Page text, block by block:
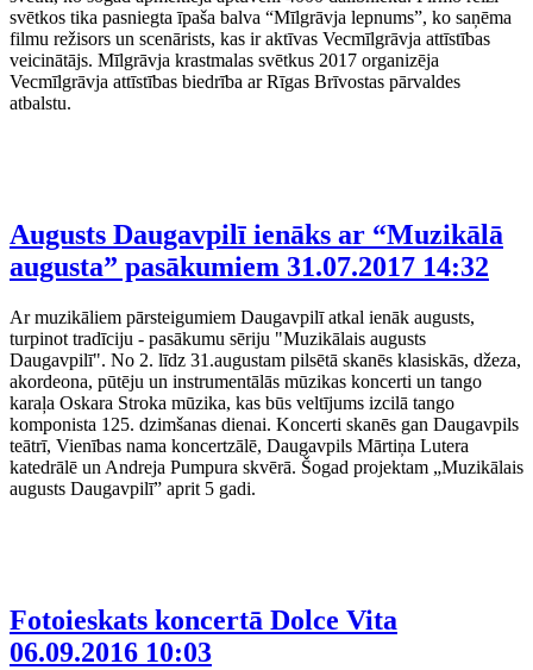
svētkos tika pasniegta īpaša balva “Mīlgrāvja lepnums”, ko saņēma
filmu režisors un scenārists, kas ir aktīvas Vecmīlgrāvja attīstības
veicinātājs. Mīlgrāvja krastmalas svētkus 2017 organizēja
Vecmīlgrāvja attīstības biedrība ar Rīgas Brīvostas pārvaldes
atbalstu.
Augusts Daugavpilī ienāks ar “Muzikālā
augusta” pasākumiem 31.07.2017 14:32
Ar muzikāliem pārsteigumiem Daugavpilī atkal ienāk augusts,
turpinot tradīciju - pasākumu sēriju "Muzikālais augusts
Daugavpilī". No 2. līdz 31.augustam pilsētā skanēs klasiskās, džeza,
akordeona, pūtēju un instrumentālās mūzikas koncerti un tango
karaļa Oskara Stroka mūzika, kas būs veltījums izcilā tango
komponista 125. dzimšanas dienai. Koncerti skanēs gan Daugavpils
teātrī, Vienības nama koncertzālē, Daugavpils Mārtiņa Lutera
katedrālē un Andreja Pumpura skvērā. Šogad projektam „Muzikālais
augusts Daugavpilī” aprit 5 gadi.
Fotoieskats koncertā Dolce Vita
06.09.2016 10:03